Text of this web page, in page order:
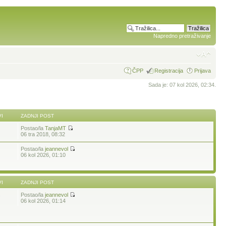
Napredno pretraživanje
ČPP Registracija Prijava
Sada je: 07 kol 2026, 02:34.
ZADNJI POST
Postao/laTanjaMT
06 tra 2018, 08:32
Postao/lajeannevol
06 kol 2026, 01:10
ZADNJI POST
Postao/lajeannevol
06 kol 2026, 01:14